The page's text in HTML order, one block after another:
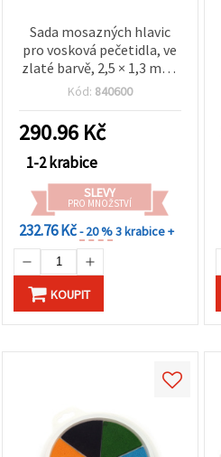
Sada mosazných hlavic
pro vosková pečetidla, ve
zlaté barvě, 2,5 × 1,3 mm,
10 ks
Kód: 840600
290.96 Kč
1-2 krabice
SLEVY
PRO MNOŽSTVÍ
232.76 Kč- 20 %3 krabice +
KOUPIT